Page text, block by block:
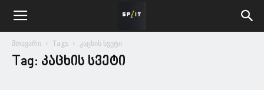
მთავარი Tags კაცხის სვეტი
Tag: კაცხის სვეტი